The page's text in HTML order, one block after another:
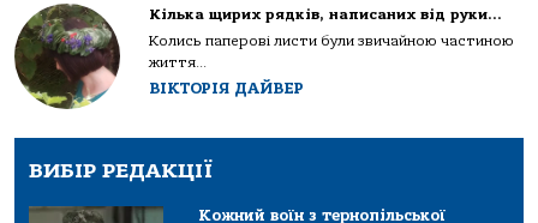
Кілька щирих рядків, написаних від руки…
Колись паперові листи були звичайною частиною
життя...
ВІКТОРІЯ ДАЙВЕР
ВИБІР РЕДАКЦІЇ
Кожний воїн з тернопільської